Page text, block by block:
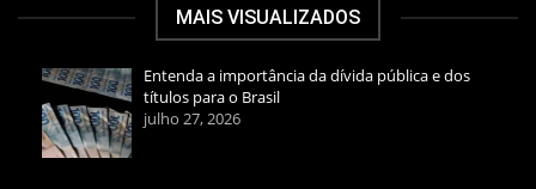
MAIS VISUALIZADOS
Entenda a importância da dívida pública e dos
títulos para o Brasil
julho 27, 2026